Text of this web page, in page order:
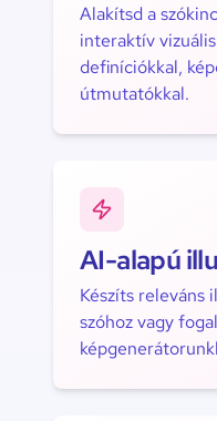
Alakítsd a
interaktív
definíciókkal,
útmutatókkal.
AI-alapú
Készíts releváns
szóhoz vagy